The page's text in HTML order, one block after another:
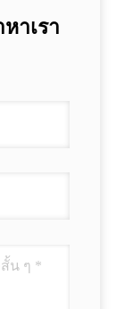
าเรา